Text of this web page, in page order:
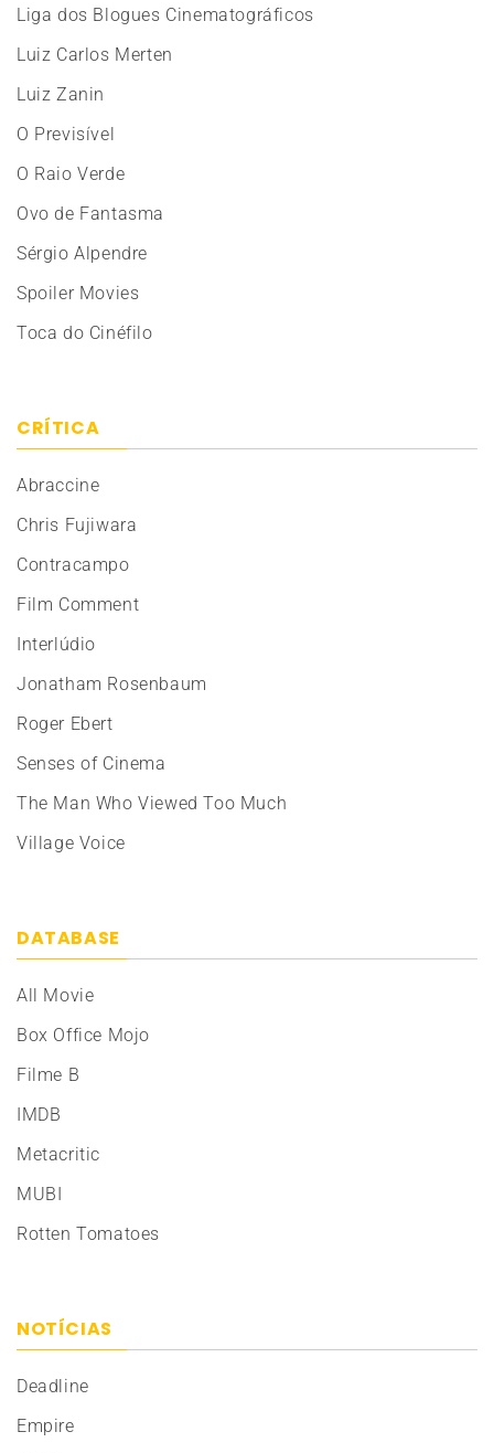
Liga dos Blogues Cinematográficos
Luiz Carlos Merten
Luiz Zanin
O Previsível
O Raio Verde
Ovo de Fantasma
Sérgio Alpendre
Spoiler Movies
Toca do Cinéfilo
CRÍTICA
Abraccine
Chris Fujiwara
Contracampo
Film Comment
Interlúdio
Jonatham Rosenbaum
Roger Ebert
Senses of Cinema
The Man Who Viewed Too Much
Village Voice
DATABASE
All Movie
Box Office Mojo
Filme B
IMDB
Metacritic
MUBI
Rotten Tomatoes
NOTÍCIAS
Deadline
Empire